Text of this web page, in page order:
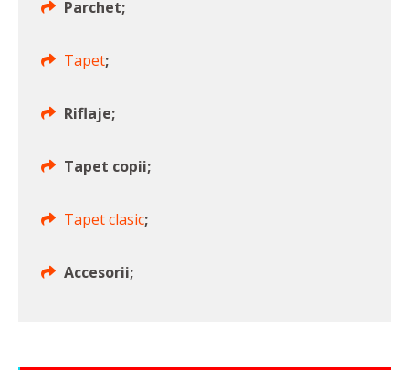
Parchet;
Tapet;
Riflaje;
Tapet copii;
Tapet clasic;
Accesorii;